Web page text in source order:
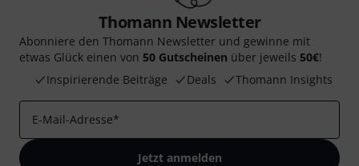
Thomann Newsletter
Abonniere den Thomann Newsletter und gewinne mit
etwas Glück einen von 50 Gutscheinen über jeweils 50€!
Inspirierende Beiträge
Deals Thomann Insights
E-Mail-Adresse*
Jetzt anmelden